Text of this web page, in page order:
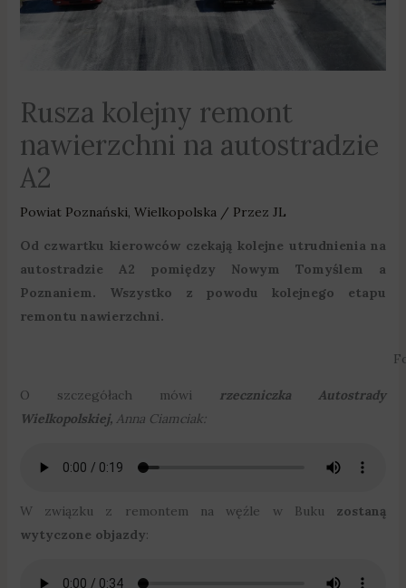
Rusza kolejny remont
nawierzchni na autostradzie
A2
Powiat Poznański Wielkopolska / Przez JL
Od czwartku kierowców czekają kolejne utrudnienia na
autostradzie A2 pomiędzy Nowym Tomyślem a
Poznaniem. Wszystko z powodu kolejnego etapu
remontu nawierzchni.
O szczegółach mówi rzeczniczka Autostrady
Wielkopolskiej,Anna Ciamciak:
W związku z remontem na węźle w Buku zostaną
wytyczone objazdy: